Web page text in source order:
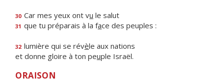
30 Car mes yeux ont vu le salut
31 que tu préparais à la face des peuples :
32 lumière qui se révèle aux nations
et donne gloire à ton peuple Israël.
ORAISON